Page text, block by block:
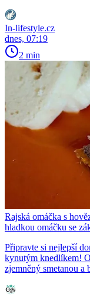
In-lifestyle.cz
dnes, 07:19
2 min
Rajská omáčka s
hladkou omáčku se
Připravte si nejlepší
kynutým knedlíkem!
zjemněný smetanou a